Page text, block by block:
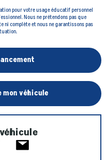
pour votre usage éducatif personnel
Nous ne prétendons pas que
complète et nous ne garantissons pas
mon véhicule